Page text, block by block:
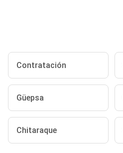
Contratación
Güepsa
Chitaraque